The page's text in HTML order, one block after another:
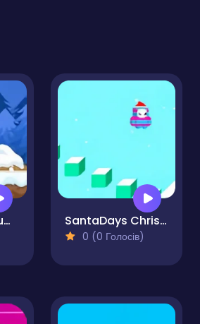
Santa Run & Jump SantaDays Christmas
0 (0 Голосів)